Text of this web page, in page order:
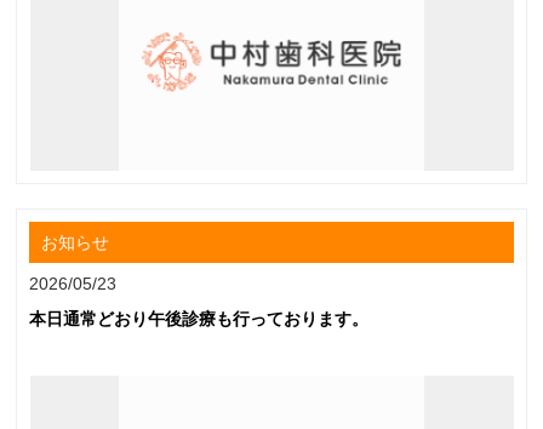
お知らせ
2026/05/23
本日通常どおり午後診療も行っております。